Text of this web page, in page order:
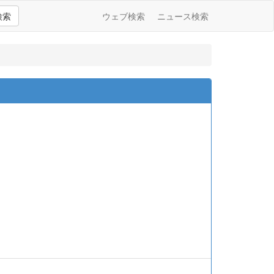
索 ウェブ検索 ニュース検索